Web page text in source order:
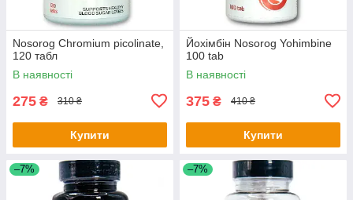
Nosorog Chromium picolinate,
120 табл
В наявності
275 ₴ 310 ₴
Купити
Йохімбін Nosorog Yohimbine
100 tab
В наявності
375 ₴ 410 ₴
Купити
–7% –7%